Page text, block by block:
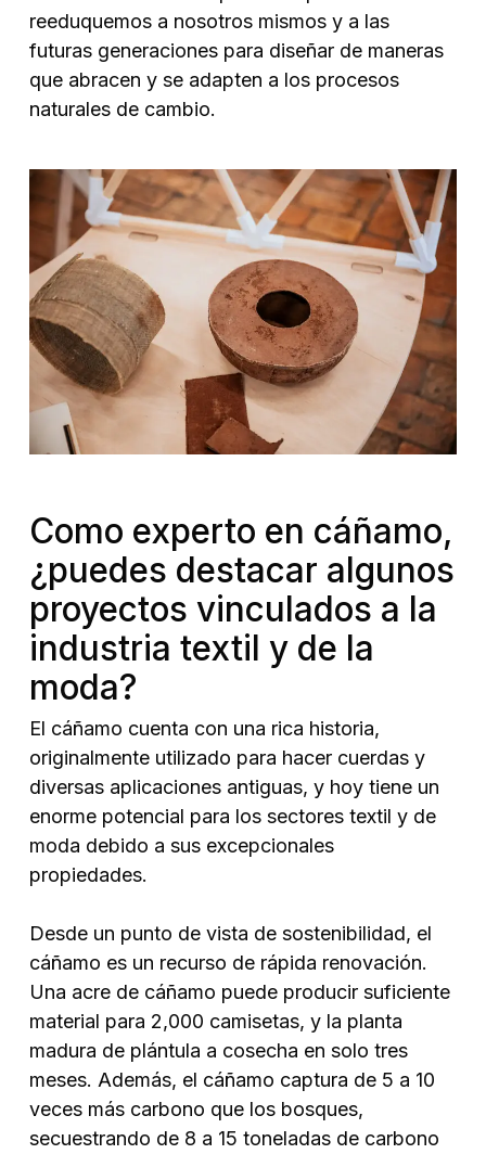
reeduquemos a nosotros mismos y a las
futuras generaciones para diseñar de maneras
que abracen y se adapten a los procesos
naturales de cambio.
Como experto en cáñamo,
¿puedes destacar algunos
proyectos vinculados a la
industria textil y de la
moda?
El cáñamo cuenta con una rica historia,
originalmente utilizado para hacer cuerdas y
diversas aplicaciones antiguas, y hoy tiene un
enorme potencial para los sectores textil y de
moda debido a sus excepcionales
propiedades.
Desde un punto de vista de sostenibilidad, el
cáñamo es un recurso de rápida renovación.
Una acre de cáñamo puede producir suficiente
material para 2,000 camisetas, y la planta
madura de plántula a cosecha en solo tres
meses. Además, el cáñamo captura de 5 a 10
veces más carbono que los bosques,
secuestrando de 8 a 15 toneladas de carbono